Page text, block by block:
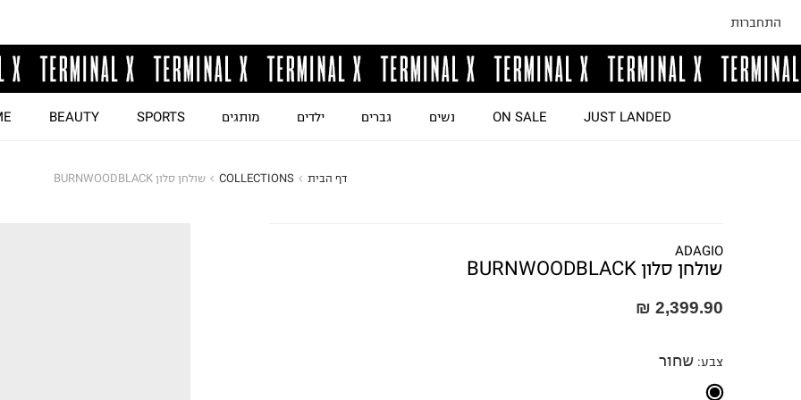
התחברות
JUST LANDED
ON SALE נשים גברים ילדים מותגים SPORTS
BEAUTY
דף הבית COLLECTIONS שולחן סלון BURNWOODBLACK
ADAGIO
שולחן סלון BURNWOODBLACK
2,399.90 ₪
צבע: שחור